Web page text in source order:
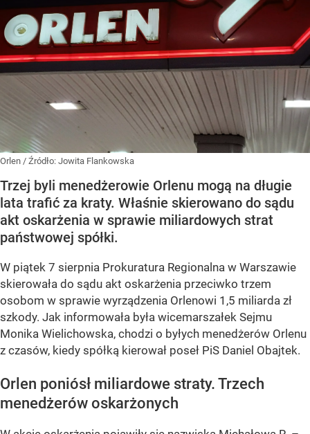
Orlen / Źródło: Jowita Flankowska
Trzej byli menedżerowie Orlenu mogą na długie
lata trafić za kraty. Właśnie skierowano do sądu
akt oskarżenia w sprawie miliardowych strat
państwowej spółki.
W piątek 7 sierpnia Prokuratura Regionalna w Warszawie
skierowała do sądu akt oskarżenia przeciwko trzem
osobom w sprawie wyrządzenia Orlenowi 1,5 miliarda zł
szkody. Jak informowała była wicemarszałek Sejmu
Monika Wielichowska, chodzi o byłych menedżerów Orlenu
z czasów, kiedy spółką kierował poseł PiS Daniel Obajtek.
Orlen poniósł miliardowe straty. Trzech
menedżerów oskarżonych